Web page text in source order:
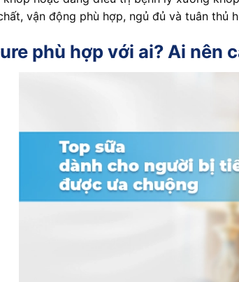
vận động phù hợp, ngủ đủ và tuân thủ
phù hợp với ai? Ai nên